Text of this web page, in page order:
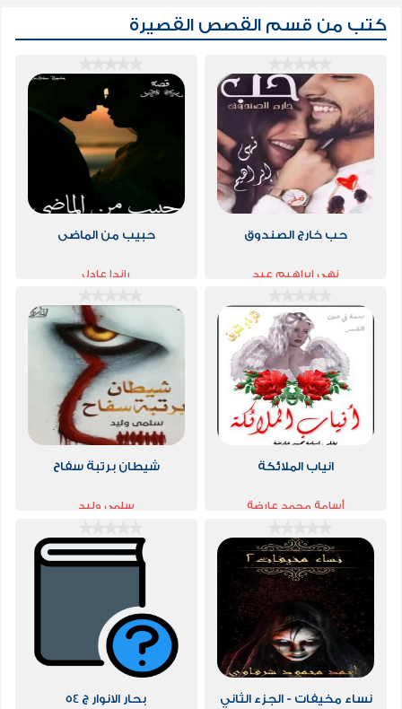
كتب من قسم القصص القصيرة
حب خارج الصندوق
نهى إبراهيم عيد
حبيب من الماضى
راندا عادل
انياب الملائكة
أسامة محمد عارضة
شيطان برتبة سفاح
سلمى وليد
نساء مخيفات - الجزء الثاني بحار الانوار ج 54